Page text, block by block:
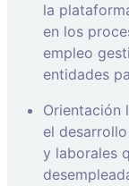
la
en los
empleo
entidades
Orientación
el
y laborales